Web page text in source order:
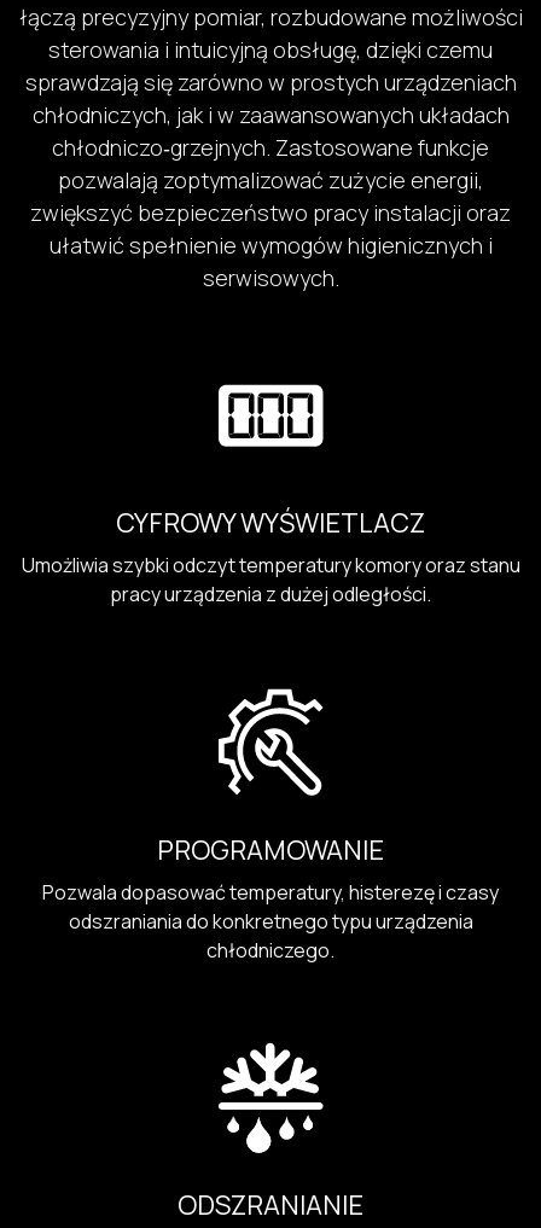
łączą precyzyjny pomiar, rozbudowane możliwości
sterowania i intuicyjną obsługę, dzięki czemu
sprawdzają się zarówno w prostych urządzeniach
chłodniczych, jak i w zaawansowanych układach
chłodniczo‑grzejnych. Zastosowane funkcje
pozwalają zoptymalizować zużycie energii,
zwiększyć bezpieczeństwo pracy instalacji oraz
ułatwić spełnienie wymogów higienicznych i
serwisowych.
CYFROWY WYŚWIETLACZ
Umożliwia szybki odczyt temperatury komory oraz stanu
pracy urządzenia z dużej odległości.
PROGRAMOWANIE
Pozwala dopasować temperatury, histerezę i czasy
odszraniania do konkretnego typu urządzenia
chłodniczego.
ODSZRANIANIE